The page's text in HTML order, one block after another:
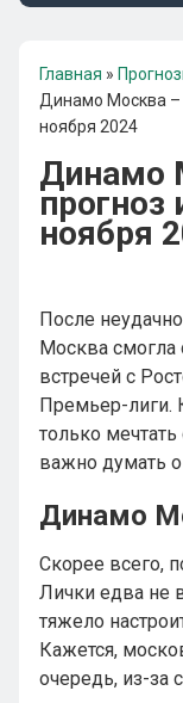
Главная »
Динамо Москва –
ноября 2024
Динамо
прогноз
ноября
После
Москва смогла
встречей с
Премьер-лиги.
только
важно думать
Динамо
Скорее всего,
Лички едва не
тяжело
Кажется,
очередь, из-за